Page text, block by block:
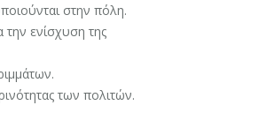
στην πόλη.
την ενίσχυση της
των πολιτών.